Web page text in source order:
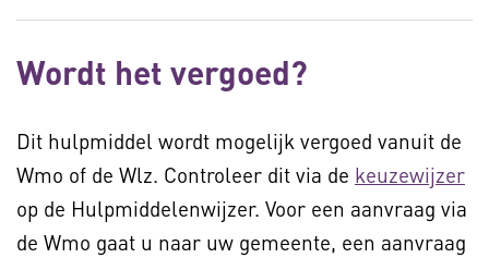
Wordt het vergoed?
Dit hulpmiddel wordt mogelijk vergoed vanuit de
Wmo of de Wlz. Controleer dit via de keuzewijzer
op de Hulpmiddelenwijzer. Voor een aanvraag via
de Wmo gaat u naar uw gemeente, een aanvraag